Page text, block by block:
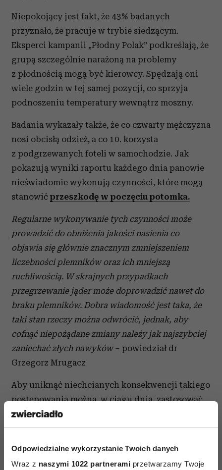
Odpowiedzialne wykorzystanie Twoich danych
Wraz z naszymi 1022 partnerami przetwarzamy Twoje
Niepokojący jest fakt, że 43% badanych
przyznało, że pracuje w trybie siedzącym.
Eksperci kampanii „Płodny Polak” podkreślają, że
grupą szczególnie narażoną na problemy
z płodnością mogą być kierowcy. Spędzają oni
wiele godzin w tej samej pozycji, co sprzyja
podnoszeniu temperatury wewnątrz moszny.
Badania wykazały także, że co czwarty mężczyzna
nosi obcisłą odzież, a co 10. korzysta
z podgrzewanych foteli w samochodzie. Jak
pokazują wyniki raportu każdego dnia panowie
nieświadomie wykonują czynności, które mogą
stanowić przeszkodę w poczęciu potomka.
Regularne wykonywanie tych czynności może
prowadzić do obniżenia jakości nasienia co
objawia się głównie znacznym zmniejszeniem
liczebności plemników oraz ich mniejszą
ruchliwością. W skrajnych przypadkach
przegrzewanie jąder może doprowadzić nawet do
braku plemników. Dobra wiadomość jest taka, że
taki stan rzeczy można odwrócić, jednak, aby
cofnąć niepożądane zmiany należy jak najszybciej
zaniechać złych nawyków– powiedział dr
Grzegorz Mrugacz
Aby uniknąć niechcianych konsekwencji takiego
postępowania można, w ciągu dnia, zastosować
drobne triki, które pobudzą produkcje
plemników. Zamiast przerwy na papierosa wolną